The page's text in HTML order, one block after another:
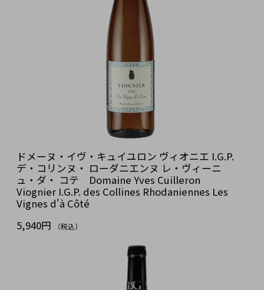
ドメーヌ・イヴ・キュイユロン ヴィオニエ I.G.P.
デ・コリンヌ・ ローダニエンヌ レ・ヴィーニ
ュ・ダ・ コテ Domaine Yves Cuilleron
Viognier I.G.P. des Collines Rhodaniennes Les
Vignes d'à Côté
5,940円
（税込）